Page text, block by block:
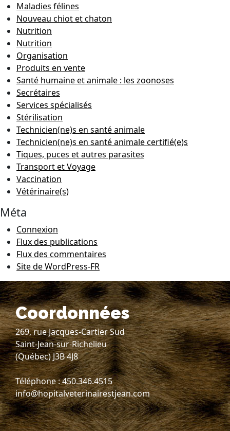
Maladies félines
Nouveau chiot et chaton
Nutrition
Nutrition
Organisation
Produits en vente
Santé humaine et animale : les zoonoses
Secrétaires
Services spécialisés
Stérilisation
Technicien(ne)s en santé animale
Technicien(ne)s en santé animale certifié(e)s
Tiques, puces et autres parasites
Transport et Voyage
Vaccination
Vétérinaire(s)
Méta
Connexion
Flux des publications
Flux des commentaires
Site de WordPress-FR
Coordonnées
269, rue Jacques-Cartier Sud
Saint-Jean-sur-Richelieu
(Québec) J3B 4J8
Téléphone : 450.346.4515
info@hopitalveterinairestjean.com